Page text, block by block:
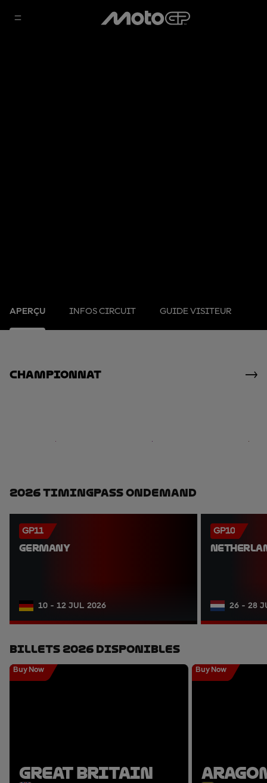
APERÇU INFOS CIRCUIT GUIDE VISITEUR
Championnat
2026 TimingPass OnDemand
GP11
GERMANY
10 - 12 JUL 2026
GP10
26 - 28
Billets 2026 Disponibles
Buy Now
GREAT BRITAIN
Buy Now